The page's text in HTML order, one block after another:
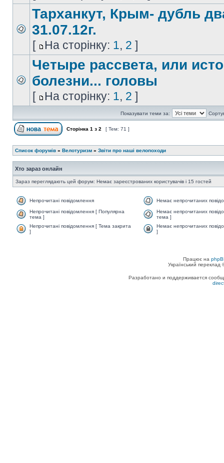
Тарханкут, Крым- дубль
31.07.12г.
[ На сторінку: 1, 2 ]
Четыре рассвета, или
болезни... головы
[ На сторінку: 1, 2 ]
Показувати теми за:
Сторінка 1 з 2 [ Тем: 71 ]
Список форумів » Велотуризм » Звіти про наші велопоходи
Хто зараз онлайн
Зараз переглядають цей форум: Немає зареєстрованих користувачів і 15 гостей
Непрочитані повідомлення
Немає непрочитаних
Непрочитані повідомлення [ Популярна
тема ]
Немає непрочитаних
тема ]
Непрочитані повідомлення [ Тема закрита
]
Немає непрочитаних
]
Працює на
Український
Разработано и поддерживается